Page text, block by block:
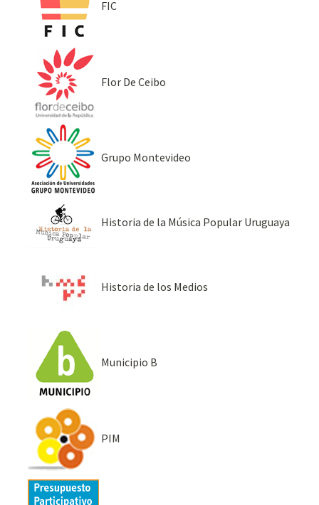
FIC
Flor De Ceibo
Grupo Montevideo
Historia de la Música Popular Uruguaya
Historia de los Medios
Municipio B
PIM